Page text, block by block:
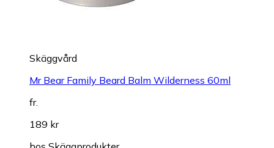
Skäggvård
Mr Bear Family Beard Balm Wilderness 60ml
fr.
189 kr